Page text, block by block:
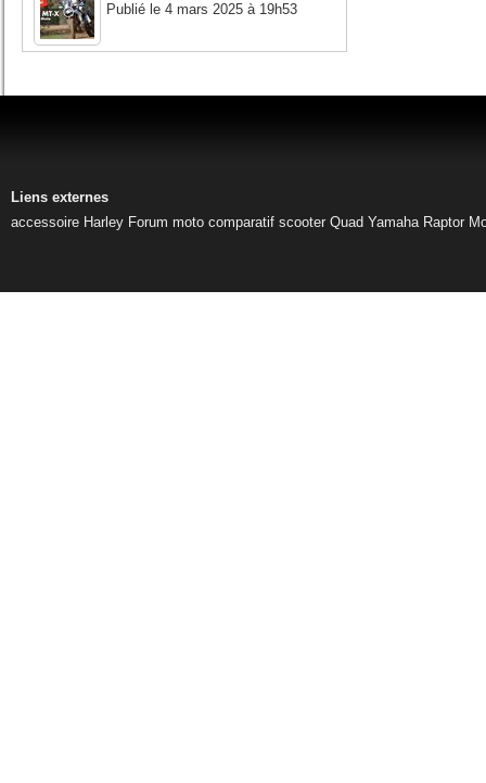
Publié le 4 mars 2025 à 19h53
Liens externes
accessoire Harley Forum moto comparatif scooter Quad Yamaha Raptor